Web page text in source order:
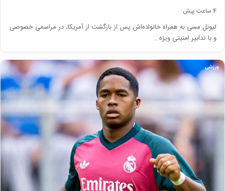
4 ساعت پیش
لیونل مسی به همراه خانواده‌اش پس از بازگشت از آمریکا، در مراسمی خصوصی
و با تدابیر امنیتی ویژه…
ورزشی